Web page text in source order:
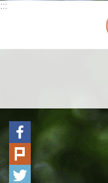
跳到主要內容區塊
:::